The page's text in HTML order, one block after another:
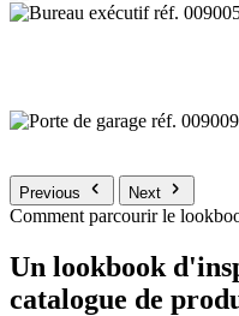
Previous Next
Comment parcourir le
Un lookbook
catalogue de